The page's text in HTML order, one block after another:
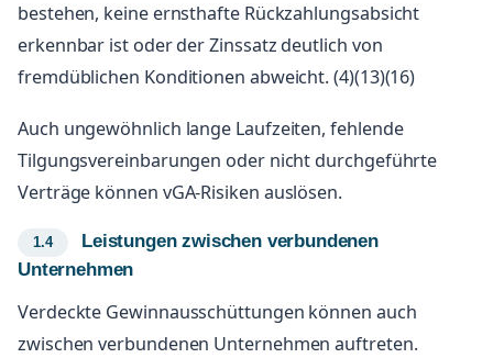
bestehen, keine ernsthafte Rückzahlungsabsicht
erkennbar ist oder der Zinssatz deutlich von
fremdüblichen Konditionen abweicht. (4)(13)(16)
Auch ungewöhnlich lange Laufzeiten, fehlende
Tilgungsvereinbarungen oder nicht durchgeführte
Verträge können vGA-Risiken auslösen.
Leistungen zwischen verbundenen
Unternehmen
Verdeckte Gewinnausschüttungen können auch
zwischen verbundenen Unternehmen auftreten.